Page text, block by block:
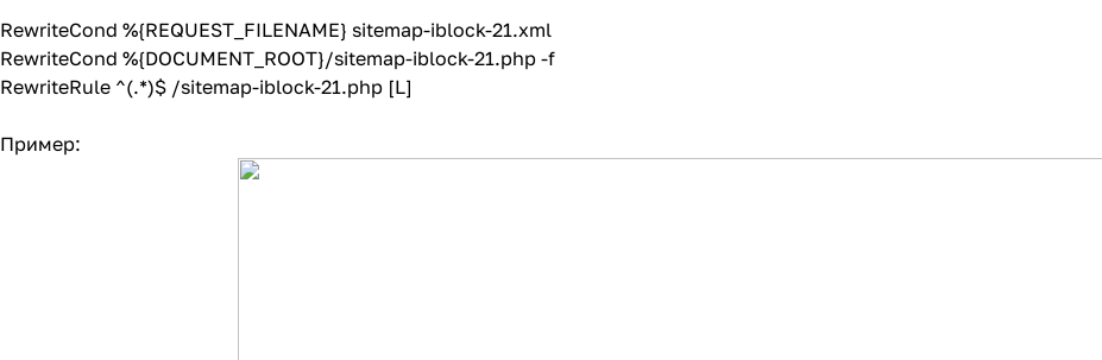
RewriteCond %{REQUEST_FILENAME} sitemap-iblock-21.xml
RewriteCond %{DOCUMENT_ROOT}/sitemap-iblock-21.php -f
RewriteRule ^(.*)$ /sitemap-iblock-21.php [L]
Пример: